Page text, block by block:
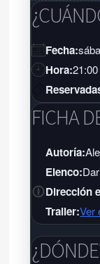
Fecha:
Hora:
FICHA
Autoría:
Elenco:
Dirección
Trailer:Ver